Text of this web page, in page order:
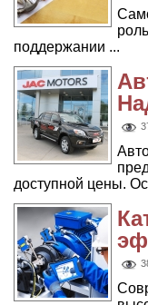
поддержании ...
доступной цены.